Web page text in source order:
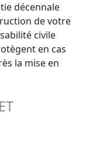
décennale
de votre
civile
en cas
la mise en